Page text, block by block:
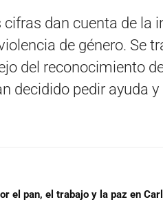
cifras dan cuenta de la
de género. Se
del reconocimiento
decidido pedir ayuda
el pan, el trabajo y la paz en